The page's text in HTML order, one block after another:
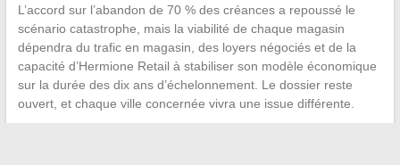
L’accord sur l’abandon de 70 % des créances a repoussé le
scénario catastrophe, mais la viabilité de chaque magasin
dépendra du trafic en magasin, des loyers négociés et de la
capacité d’Hermione Retail à stabiliser son modèle économique
sur la durée des dix ans d’échelonnement. Le dossier reste
ouvert, et chaque ville concernée vivra une issue différente.